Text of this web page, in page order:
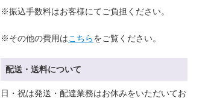
※振込手数料はお客様にてご負担ください。
※その他の費用はこちらをご覧ください。
配送・送料について
日・祝は発送・配達業務はお休みをいただいてお